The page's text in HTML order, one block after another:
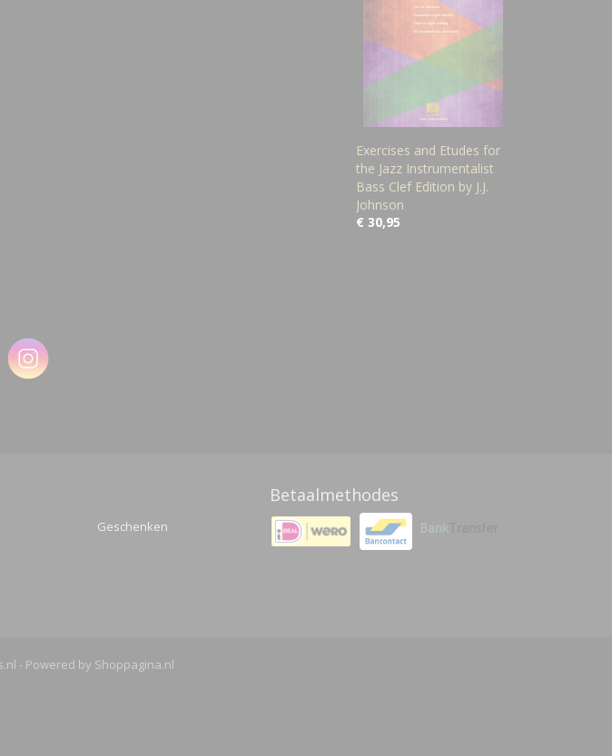
Exercises and Etudes for
the Jazz Instrumentalist
Bass Clef Edition by J.J.
Johnson
€ 30,95
Geschenken
Betaalmethodes
- Powered by Shoppagina.nl